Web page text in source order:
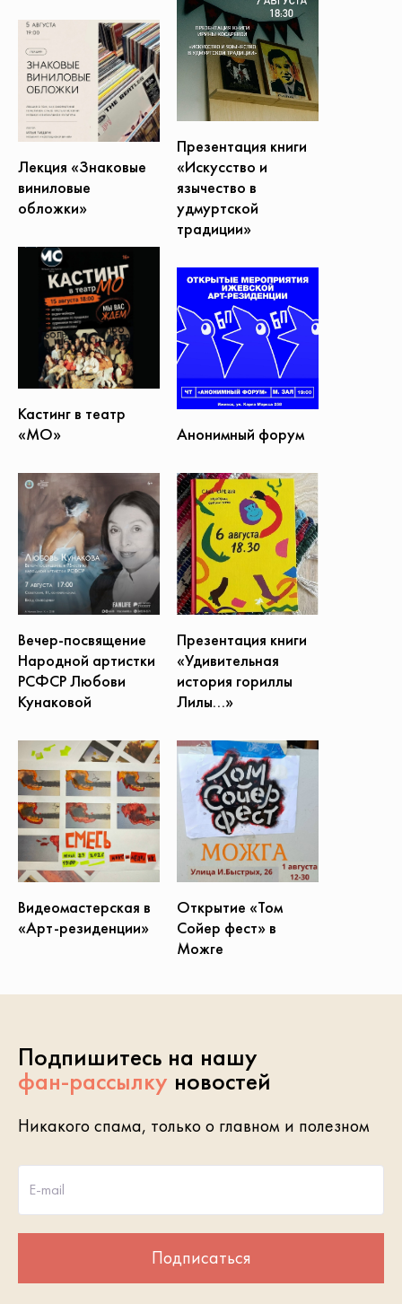
Презентация книги
«Искусство и
язычество в
удмуртской
традиции»
Лекция «Знаковые
виниловые
обложки»
Кастинг в театр
«МО»
Анонимный форум
Презентация книги
«Удивительная
история гориллы
Лилы...»
Вечер-посвящение
Народной артистки
РСФСР Любови
Кунаковой
Открытие «Том
Сойер фест» в
Можге
Видеомастерская в
«Арт-резиденции»
Подпишитесь на нашу
фан-рассылку новостей
Никакого спама, только о главном и полезном
E-mail
Подписаться